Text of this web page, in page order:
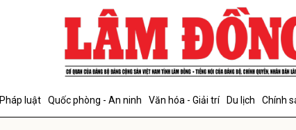
Pháp luật Quốc phòng - An ninh Văn hóa - Giải trí Du lịch Chính
Gửi bình luận